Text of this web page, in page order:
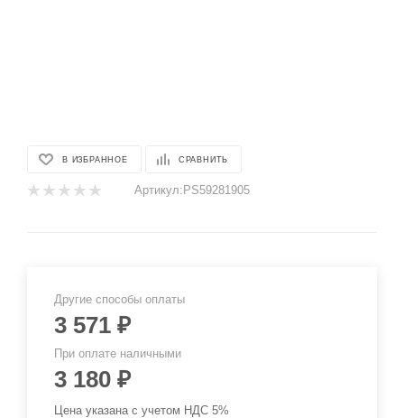
В ИЗБРАННОЕ СРАВНИТЬ
Артикул: PS59281905
Другие способы оплаты
3 571 ₽
При оплате наличными
3 180 ₽
Цена указана с учетом НДС 5%